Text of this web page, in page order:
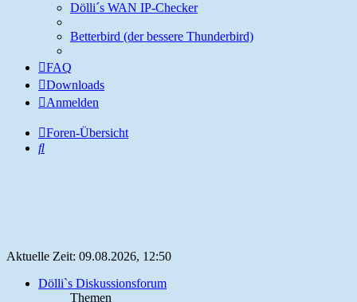
Dölli´s WAN IP-Checker
Betterbird (der bessere Thunderbird)
FAQ
Downloads
Anmelden
Foren-Übersicht
Suche
Aktuelle Zeit: 09.08.2026, 12:50
Dölli`s Diskussionsforum
Themen